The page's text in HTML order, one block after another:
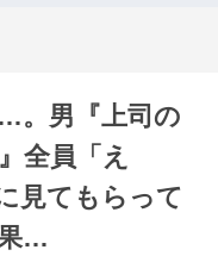
。男『上司の
全員「え
見てもらって
…